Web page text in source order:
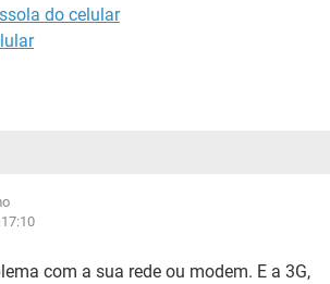
do celular
com a sua rede ou modem. E a 3G,